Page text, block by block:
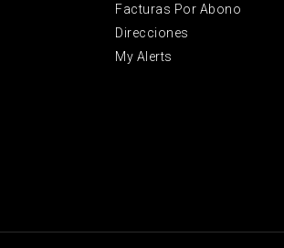
Facturas Por Abono
Direcciones
My Alerts